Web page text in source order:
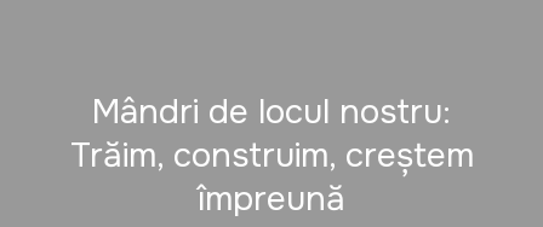
Mândri de locul nostru:
Trăim, construim, creștem
împreună